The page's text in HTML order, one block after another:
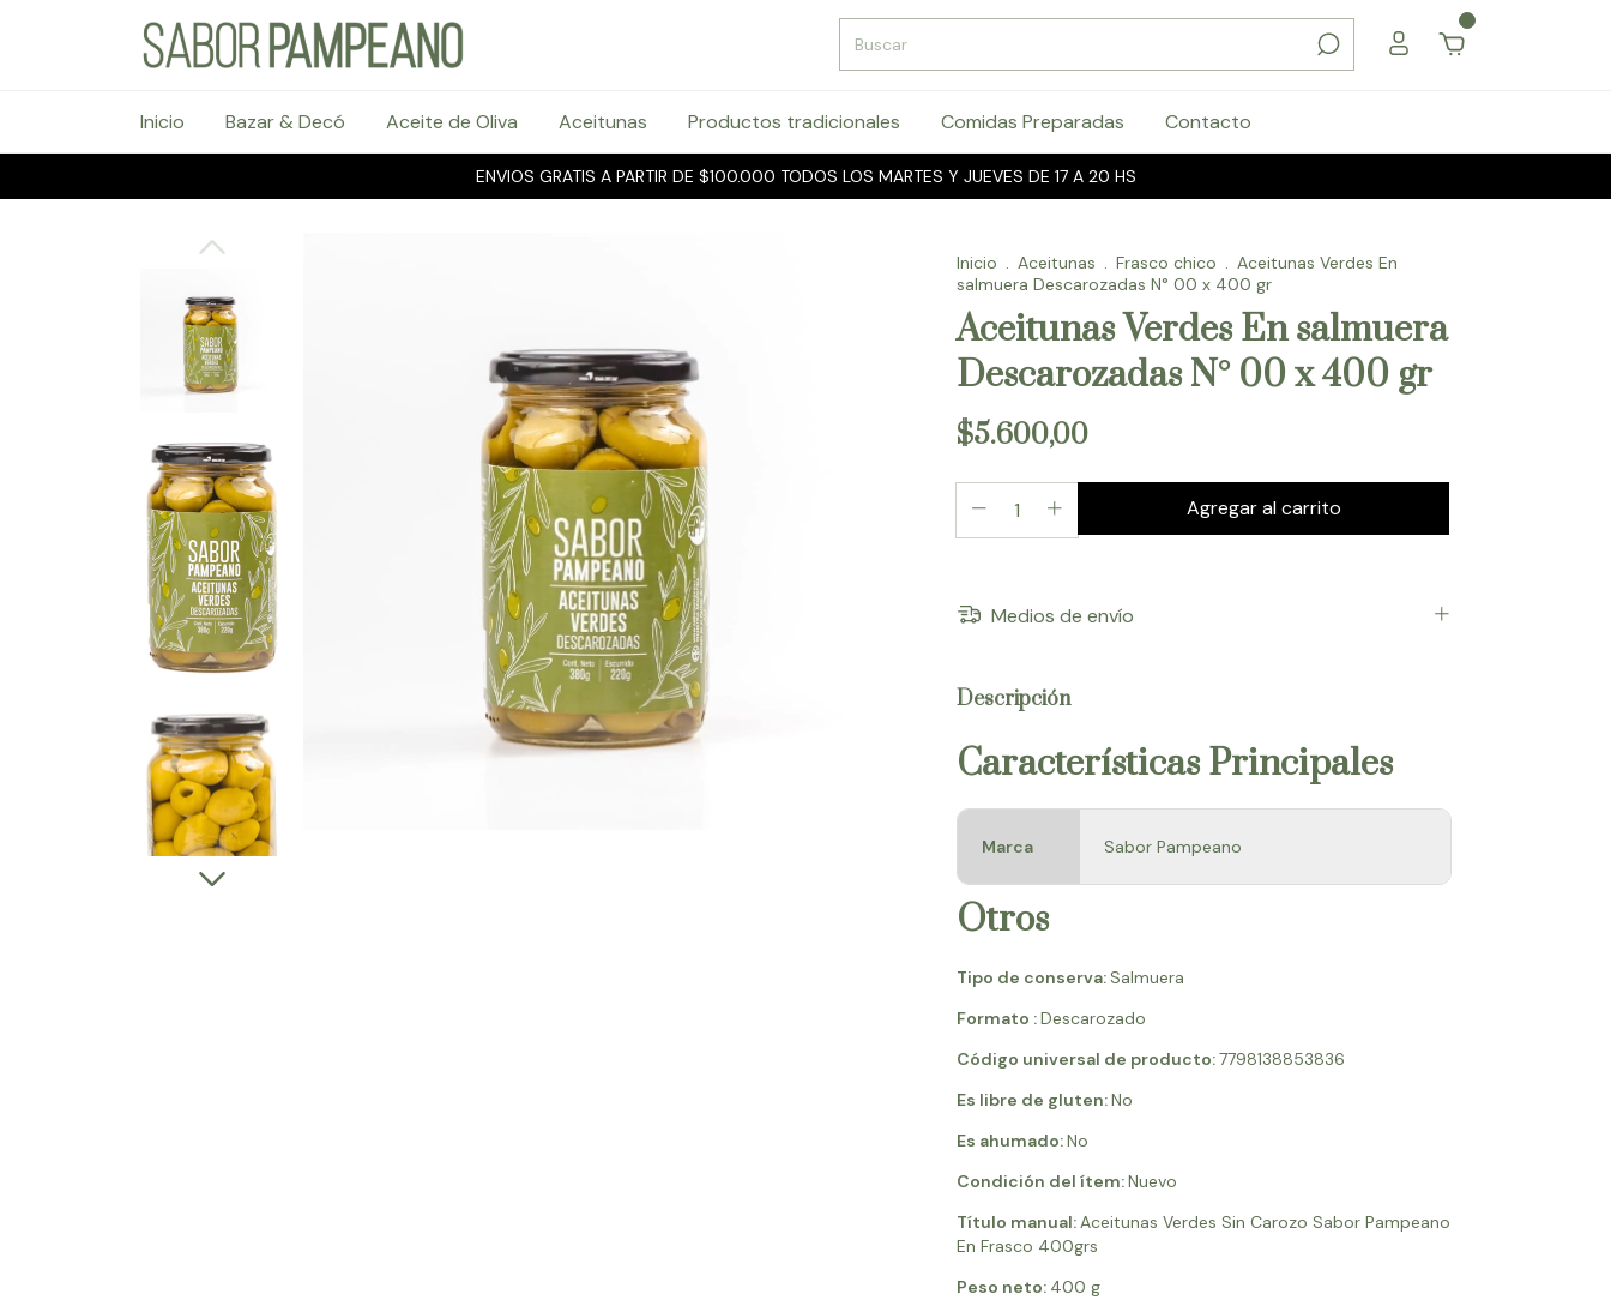
Inicio Bazar & Decó Aceite de Oliva Aceitunas Productos tradicionales Comidas Preparadas Contacto
ENVIOS GRATIS A PARTIR DE $100.000 TODOS LOS MARTES Y JUEVES DE 17 A 20 HS
Inicio . Aceitunas . Frasco chico . Aceitunas Verdes En
salmuera Descarozadas N° 00 x 400 gr
Aceitunas Verdes En salmuera
Descarozadas N° 00 x 400 gr
$5.600,00
Medios de envío
Descripción
Características Principales
Marca Sabor Pampeano
Otros
Tipo de conserva:Salmuera
Formato :Descarozado
Código universal de producto:7798138853836
Es libre de gluten:No
Es ahumado:No
Condición del ítem:Nuevo
Título manual:Aceitunas Verdes Sin Carozo Sabor Pampeano
En Frasco 400grs
Peso neto: 400 g